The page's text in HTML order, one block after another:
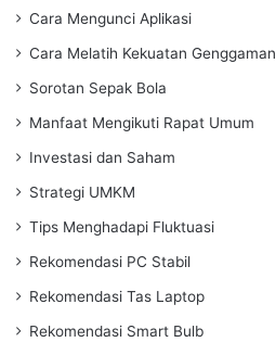
Cara Mengunci Aplikasi
Cara Melatih Kekuatan Genggaman
Sorotan Sepak Bola
Manfaat Mengikuti Rapat Umum
Investasi dan Saham
Strategi UMKM
Tips Menghadapi Fluktuasi
Rekomendasi PC Stabil
Rekomendasi Tas Laptop
Rekomendasi Smart Bulb